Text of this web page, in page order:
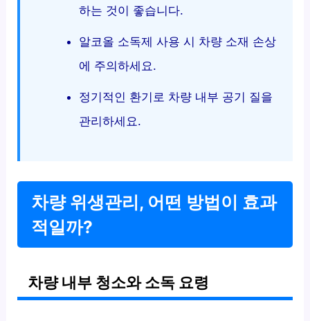
하는 것이 좋습니다.
알코올 소독제 사용 시 차량 소재 손상
에 주의하세요.
정기적인 환기로 차량 내부 공기 질을
관리하세요.
차량 위생관리, 어떤 방법이 효과
적일까?
차량 내부 청소와 소독 요령